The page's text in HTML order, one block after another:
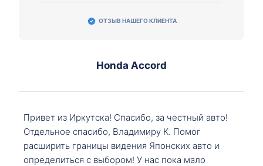
ОТЗЫВ НАШЕГО КЛИЕНТА
Honda Accord
Привет из Иркутска! Спасибо, за честный авто!
Отдельное спасибо, Владимиру К. Помог
расширить границы видения Японских авто и
определиться с выбором! У нас пока мало